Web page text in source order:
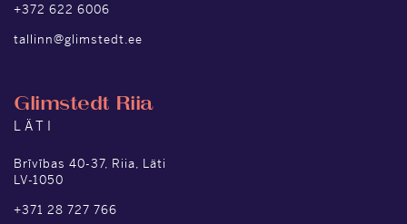
+372 622 6006
tallinn@glimstedt.ee
Glimstedt Riia
LÄTI
Brīvības 40-37, Riia, Läti
LV-1050
+371 28 727 766